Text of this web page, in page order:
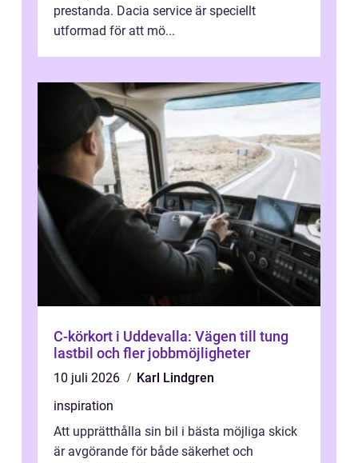
prestanda. Dacia service är speciellt
utformad för att mö...
C-körkort i Uddevalla: Vägen till tung
lastbil och fler jobbmöjligheter
10 juli 2026
Karl Lindgren
inspiration
Att upprätthålla sin bil i bästa möjliga skick
är avgörande för både säkerhet och